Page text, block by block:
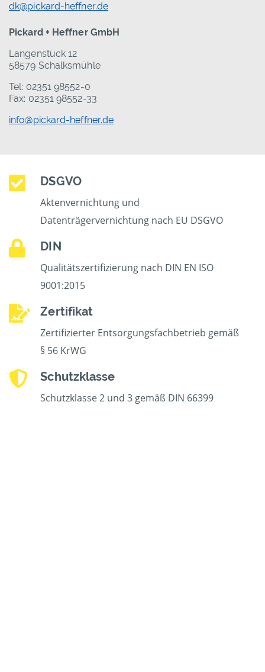
dk@pickard-heffner.de
Pickard + Heffner GmbH
Langenstück 12
58579 Schalksmühle
Tel: 02351 98552-0
Fax: 02351 98552-33
info@pickard-heffner.de
DSGVO
Aktenvernichtung und
Datenträgervernichtung nach EU DSGVO
DIN
Qualitätszertifizierung nach DIN EN ISO
9001:2015
Zertifikat
Zertifizierter Entsorgungsfachbetrieb gemäß
§ 56 KrWG
Schutzklasse
Schutzklasse 2 und 3 gemäß DIN 66399